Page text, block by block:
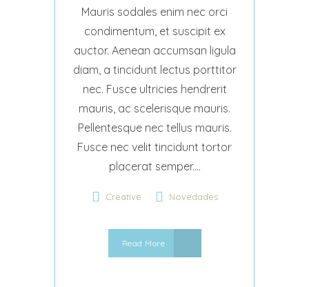
Mauris sodales enim nec orci
condimentum, et suscipit ex
auctor. Aenean accumsan ligula
diam, a tincidunt lectus porttitor
nec. Fusce ultricies hendrerit
mauris, ac scelerisque mauris.
Pellentesque nec tellus mauris.
Fusce nec velit tincidunt tortor
placerat semper....
Creative Novedades
Read More